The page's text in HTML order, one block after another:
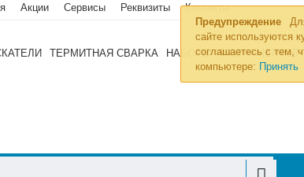
Предупреждение
сайте используются
соглашаетесь с тем,
компьютере: Принять
Акции Сервисы Реквизиты Контакты
ТЕРМИТНАЯ СВАРКА НАБОРЫ ИНСТРУМЕНТОВ